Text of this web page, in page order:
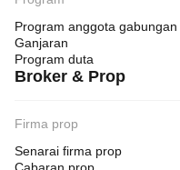
Program anggota gabungan
Ganjaran
Program duta
Broker & Prop
Firma prop
Senarai firma prop